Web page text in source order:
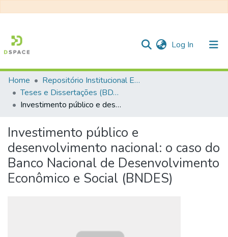
Log In (current)
Communities & Collections
All of DSpace
Statistics
Home
Repositório Institucional EESC
Teses e Dissertações (BDTD USP)
Investimento público e desenvolvimento nacional: o caso do Banco Nacional de Desenvolvimento Econômico e Social (BNDES)
Investimento público e
desenvolvimento nacional: o caso do
Banco Nacional de Desenvolvimento
Econômico e Social (BNDES)